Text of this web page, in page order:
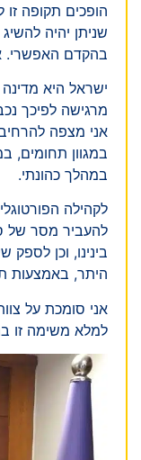
הופכים תקופה
שניתן יהיה
בהקדם האפשרי.
ישראל היא מדינה
מרגישה לפיכך
אני מצפה
במגוון תחומים,
במהלך כהונתי.
לקהילה
להעביר מסר של
בינינו, וכן לספק
היתר, באמצעות
אני סומכת על
למלא משימה זו